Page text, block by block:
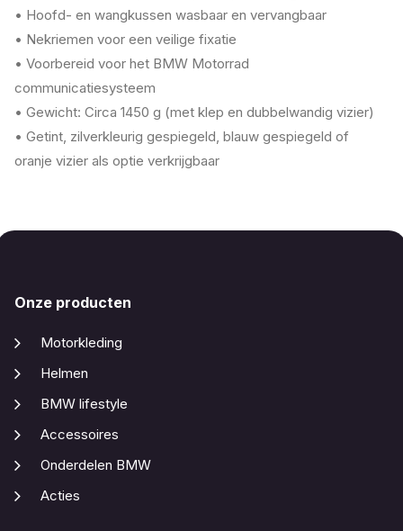
• Hoofd- en wangkussen wasbaar en vervangbaar
• Nekriemen voor een veilige fixatie
• Voorbereid voor het BMW Motorrad
communicatiesysteem
• Gewicht: Circa 1450 g (met klep en dubbelwandig vizier)
• Getint, zilverkleurig gespiegeld, blauw gespiegeld of
oranje vizier als optie verkrijgbaar
Onze producten
Motorkleding
Helmen
BMW lifestyle
Accessoires
Onderdelen BMW
Acties